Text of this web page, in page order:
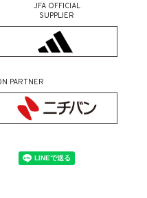
JFA OFFICIAL
SUPPLIER
PARTNER